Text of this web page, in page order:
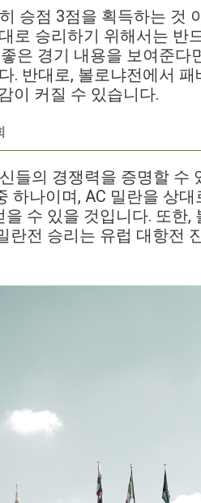
승점 3점을 획득하는 것
로 승리하기 위해서는 반
은 경기 내용을 보여준다
. 반대로, 볼로냐전에서
이 커질 수 있습니다.
들의 경쟁력을 증명할 수
하나이며, AC 밀란을 상
수 있을 것입니다. 또한,
란전 승리는 유럽 대항전